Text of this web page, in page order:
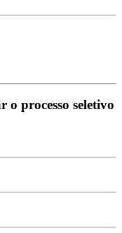
o processo seletivo